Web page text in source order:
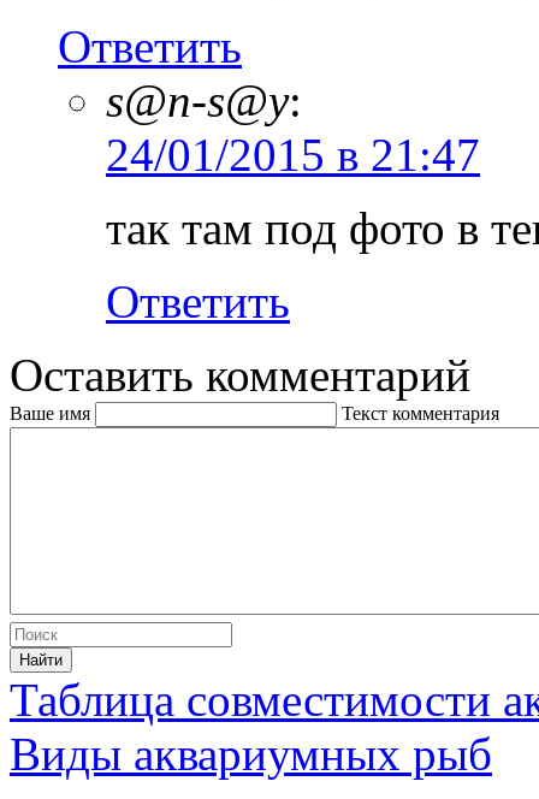
Ответить
s@n-s@y:
24/01/2015 в 21:47
так там под фото в
Ответить
Оставить комментарий
Ваше имя Текст комментария
Таблица совместимости
Виды аквариумных рыб